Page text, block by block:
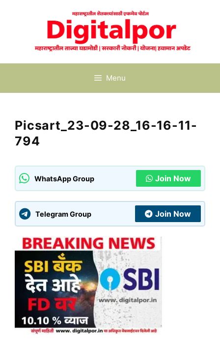
Menu
Picsart_23-09-28_16-16-11-
794
WhatsApp Group Join Now
Telegram Group Join Now